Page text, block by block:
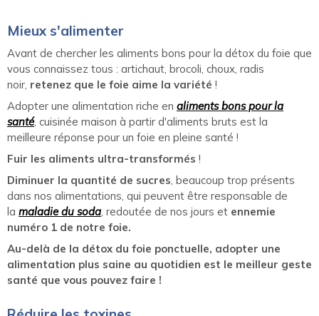
Mieux s'alimenter
Avant de chercher les aliments bons pour la détox du foie que
vous connaissez tous : artichaut, brocoli, choux, radis
noir, retenez que le foie aime la variété !
Adopter une alimentation riche en aliments bons pour la
santé, cuisinée maison à partir d'aliments bruts est la
meilleure réponse pour un foie en pleine santé !
Fuir les aliments ultra-transformés !
Diminuer la quantité de sucres, beaucoup trop présents
dans nos alimentations, qui peuvent être responsable de
la maladie du soda, redoutée de nos jours et ennemie
numéro 1 de notre foie.
Au-delà de la détox du foie ponctuelle, adopter une
alimentation plus saine au quotidien est le meilleur geste
santé que vous pouvez faire !